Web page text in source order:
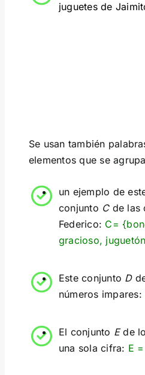
juguetes de
Se usan también
elementos que se
un ejemplo de
conjunto Cde las
Federico: C=
gracioso,
Este conjunto D
números impares:
El conjunto Ede
una sola cifra: E